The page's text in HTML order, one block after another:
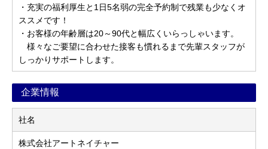
・充実の福利厚生と1日5名弱の完全予約制で残業も少なくオ
ススメです！
・お客様の年齢層は20～90代と幅広くいらっしゃいます。
様々なご要望に合わせた接客も慣れるまで先輩スタッフが
しっかりサポートします。
企業情報
社名
株式会社アートネイチャー